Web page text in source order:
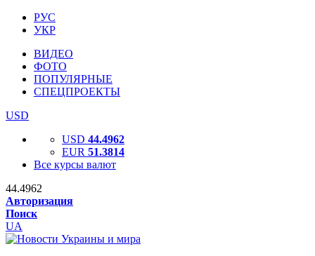
РУС
УКР
ВИДЕО
ФОТО
ПОПУЛЯРНЫЕ
СПЕЦПРОЕКТЫ
USD
USD 44.4962
EUR 51.3814
Все курсы валют
44.4962
Авторизация
Поиск
UA